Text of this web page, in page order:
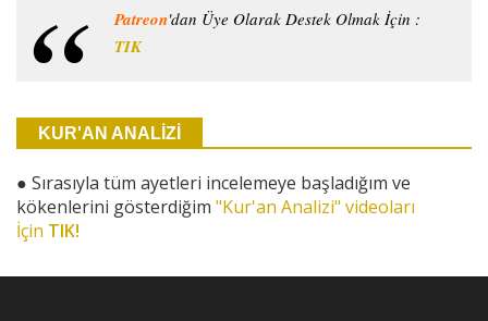
Patreon'dan Üye Olarak Destek Olmak İçin :
TIK
KUR'AN ANALİZİ
● Sırasıyla tüm ayetleri incelemeye başladığım ve
kökenlerini gösterdiğim "Kur'an Analizi" videoları
İçin TIK!